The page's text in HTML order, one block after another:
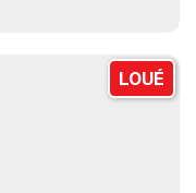
LOUÉ